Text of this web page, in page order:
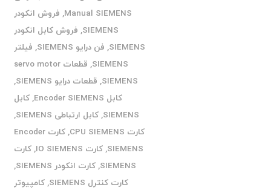
Manual SIEMENS
, فروش انکودر
SIEMENS
, فروش کابل انکودر
SIEMENS
, فن درایو SIEMENS , فیلتر
SIEMENS
,
قطعات servo motor
SIEMENS
, قطعات درایو SIEMENS
,
کابل Encoder SIEMENS
,کابل
SIEMENS
,کابل ارتباطی SIEMENS
,
کارت CPU SIEMENS
,
کارت Encoder
SIEMENS
,کارت IO SIEMENS ,کارت
SIEMENS
,کارت انکودر SIEMENS
,
کارت کنترل SIEMENS
,کامپیوتر